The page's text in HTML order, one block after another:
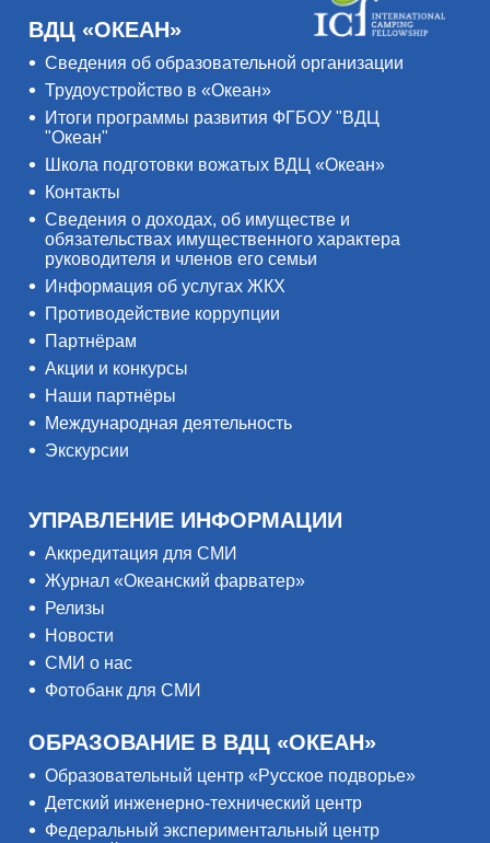
ВДЦ «ОКЕАН»
Сведения об образовательной организации
Трудоустройство в «Океан»
Итоги программы развития ФГБОУ "ВДЦ
"Океан"
Школа подготовки вожатых ВДЦ «Океан»
Контакты
Сведения о доходах, об имуществе и
обязательствах имущественного характера
руководителя и членов его семьи
Информация об услугах ЖКХ
Противодействие коррупции
Партнёрам
Акции и конкурсы
Наши партнёры
Международная деятельность
Экскурсии
УПРАВЛЕНИЕ ИНФОРМАЦИИ
Аккредитация для СМИ
Журнал «Океанский фарватер»
Релизы
Новости
СМИ о нас
Фотобанк для СМИ
ОБРАЗОВАНИЕ В ВДЦ «ОКЕАН»
Образовательный центр «Русское подворье»
Детский инженерно-технический центр
Федеральный экспериментальный центр